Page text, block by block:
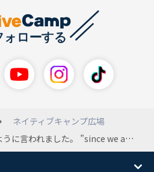
ネイティブキャンプ広場
したが、今一つすっきりしませんでした。 文としては、なんとなく以下のような訳になるのかなと思ったのですが、正しいのかどうかわかりません。どなたか教えてください。 「今日のレッスンを終えたわけだけど、何か質問や今日のレッスンに関してはっきりさせたいことはある？」